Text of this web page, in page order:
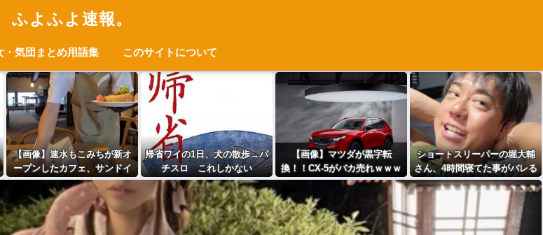
ふよふよ速報。
・気団まとめ用語集 このサイトについて
【画像】速水もこみちが新オ
ープンしたカフェ、サンドイ
ッチ1つ3000円wwwwwwwww
wwwwwwwwwwwwwwwww
帰省ワイの1日、犬の散歩→パ
チスロ これしかない
【画像】マツダが黒字転
換！！CX-5がバカ売れｗｗｗ
ｗｗｗ
ショートスリーパーの堀大輔
さん、4時間寝てた事がバレる
wwwww